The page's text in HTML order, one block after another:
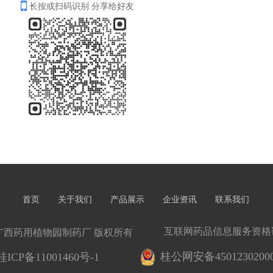
长按或扫码识别 分享给好友
首页 关于我们 产品展示 企业资讯 联系我们
西药用植物园制药厂 版权所有
ICP备11001460号-1 桂公网安备
互联网药品信息服务资